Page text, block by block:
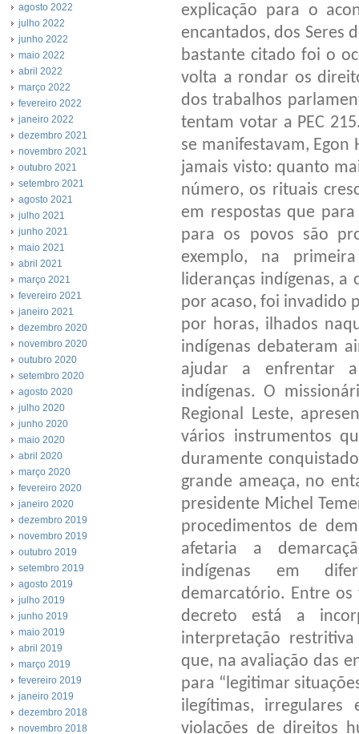
agosto 2022
julho 2022
junho 2022
maio 2022
abril 2022
março 2022
fevereiro 2022
janeiro 2022
dezembro 2021
novembro 2021
outubro 2021
setembro 2021
agosto 2021
julho 2021
junho 2021
maio 2021
abril 2021
março 2021
fevereiro 2021
janeiro 2021
dezembro 2020
novembro 2020
outubro 2020
setembro 2020
agosto 2020
julho 2020
junho 2020
maio 2020
abril 2020
março 2020
fevereiro 2020
janeiro 2020
dezembro 2019
novembro 2019
outubro 2019
setembro 2019
agosto 2019
julho 2019
junho 2019
maio 2019
abril 2019
março 2019
fevereiro 2019
janeiro 2019
dezembro 2018
novembro 2018
explicação para o
encantados, dos Seres
bastante citado foi o
volta a rondar os
dos trabalhos
tentam votar a PEC
se manifestavam, Egon
jamais visto: quanto
número, os rituais
em respostas que
para os povos são
exemplo, na
lideranças indígenas,
por acaso, foi invadido
por horas, ilhados
indígenas debateram
ajudar a enfrentar a
indígenas. O
Regional Leste,
vários instrumentos
duramente
grande ameaça, no
presidente Michel
procedimentos de
afetaria a
indígenas em
demarcatório. Entre os
decreto está a
interpretação
que, na avaliação das
para “legitimar
ilegítimas, irregulares
violações de direitos